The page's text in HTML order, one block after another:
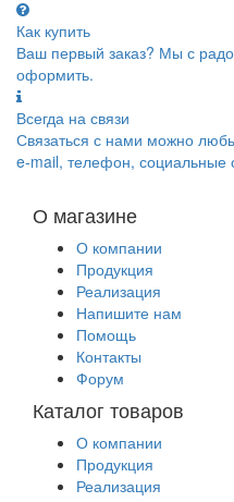
Как купить
Ваш первый заказ? Мы с
оформить.
Всегда на связи
Связаться с нами можно
e-mail, телефон, социальные
О магазине
О компании
Продукция
Реализация
Напишите нам
Помощь
Контакты
Форум
Каталог товаров
О компании
Продукция
Реализация